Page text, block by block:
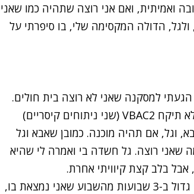
ואמיתית, ואם אני רוצה שתהיה כמו שאני
הדולה המקסימה שלי, בו סיפרתי על
הגעתי למסקנה שאני לא רוצה בית חולים.
בכלל לא רוצה. ומכיוון שהיה ברור לי שאף מיילדת לא תיקח VBAC2 (שני ניתוחים קיסריים)
וגל, אם תהיה מוכנה. כמובן שאבא וגל
שאני רוצה. גל חשדה בי ואמרה לי שהיא
בלב קצת קיוויתי אחרת.
ואז הגיע שבוע 33, שבו גילו עודף מי שפיר ושאתה גדול ב-3 שבועות מהשבוע שאני נמצאת בו,